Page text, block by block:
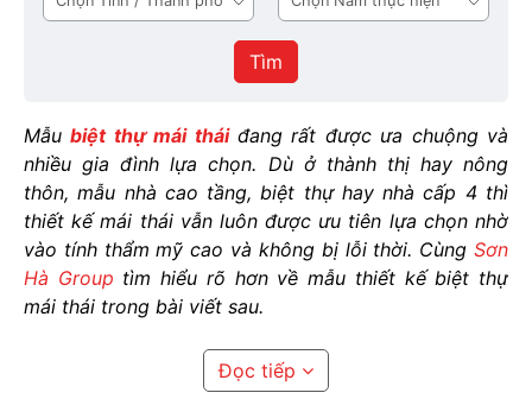
1
/
thực
hiện
Tìm
Mẫubiệt thự mái tháiđang rất được ưa chuộng và
nhiều gia đình lựa chọn. Dù ở thành thị hay nông
thôn, mẫu nhà cao tầng, biệt thự hay nhà cấp 4 thì
thiết kế mái thái vẫn luôn được ưu tiên lựa chọn nhờ
vào tính thẩm mỹ cao và không bị lỗi thời. Cùng Sơn
Hà Group tìm hiểu rõ hơn về mẫu thiết kế biệt thự
mái thái trong bài viết sau.
>>> XEM NGAY: 100 mẫuthiết kế kiến trúc biệt thự
đẹp, đẳng cấp bắt kịp xu hướng
Đọc tiếp